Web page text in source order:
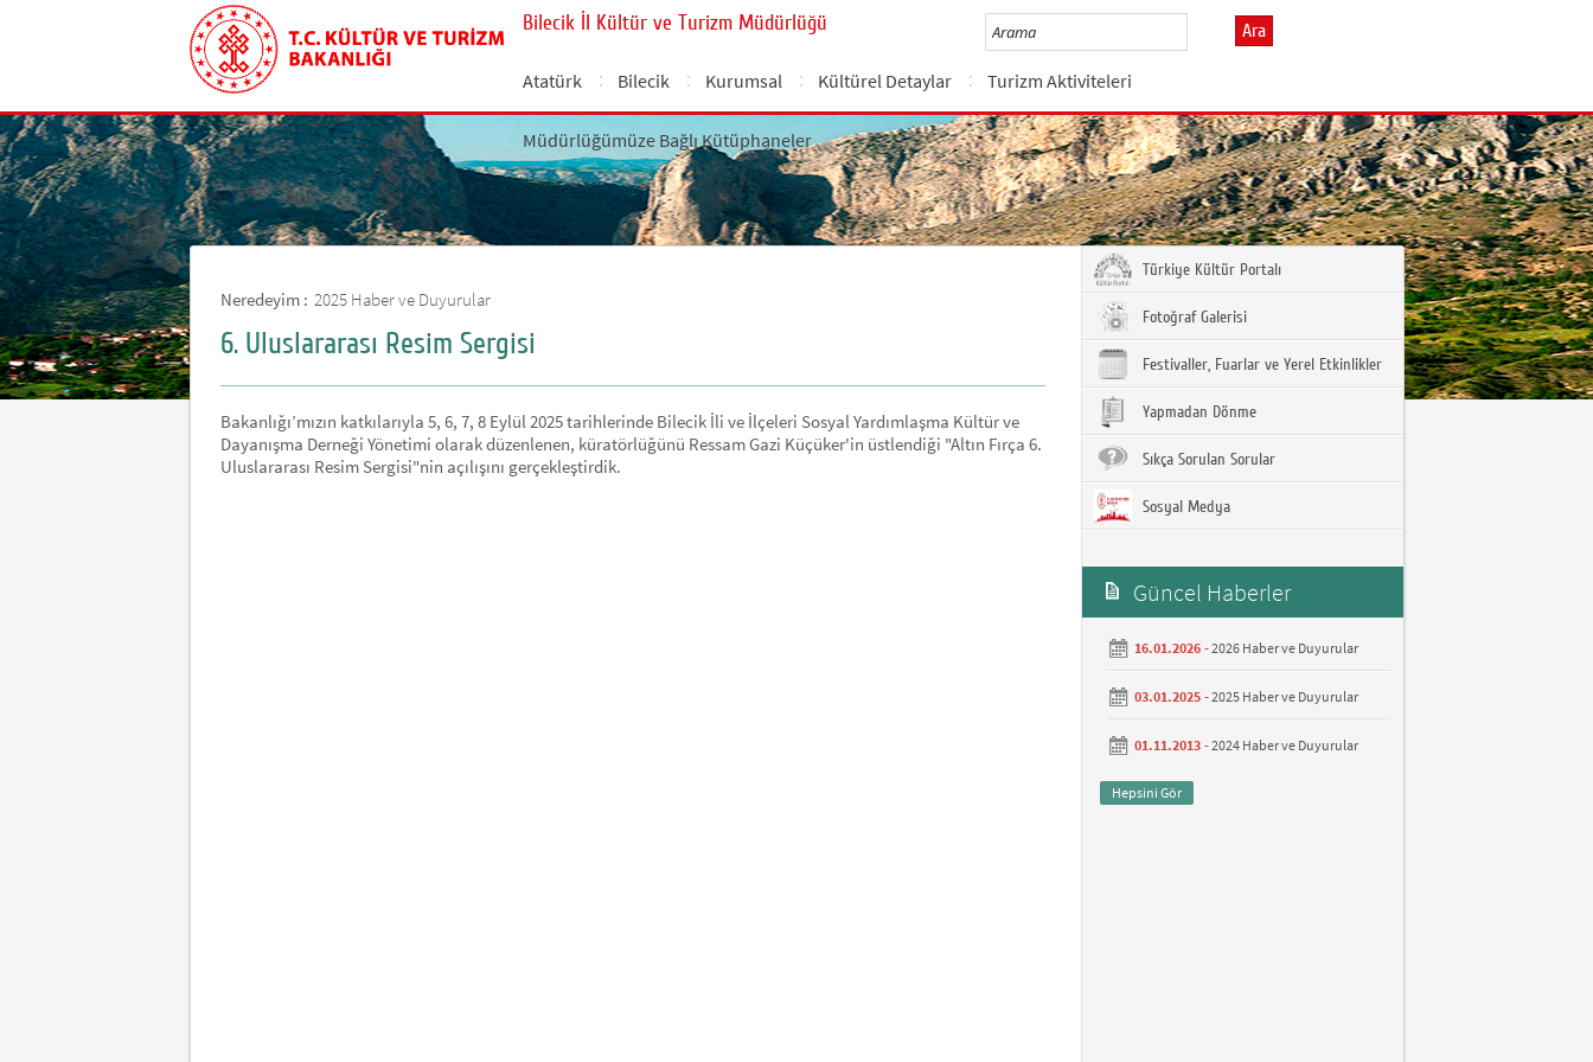
Bilecik İl Kültür ve Turizm Müdürlüğü Ara
Atatürk Bilecik Kurumsal Kültürel Detaylar Turizm Aktiviteleri
Müdürlüğümüze Bağlı Kütüphaneler
Neredeyim : 2025 Haber ve Duyurular
6. Uluslararası Resim Sergisi
Bakanlığı’mızın katkılarıyla 5, 6, 7, 8 Eylül 2025 tarihlerinde Bilecik İli ve İlçeleri Sosyal Yardımlaşma Kültür ve
Dayanışma Derneği Yönetimi olarak düzenlenen, küratörlüğünü Ressam Gazi Küçüker'in üstlendiği "Altın Fırça 6.
Uluslararası Resim Sergisi"nin açılışını gerçekleştirdik.
Türkiye Kültür Portalı
Fotoğraf Galerisi
Festivaller, Fuarlar ve Yerel Etkinlikler
Yapmadan Dönme
Sıkça Sorulan Sorular
Sosyal Medya
Güncel Haberler
16.01.2026 -2026 Haber ve Duyurular
03.01.2025 -2025 Haber ve Duyurular
01.11.2013 -2024 Haber ve Duyurular
Hepsini Gör